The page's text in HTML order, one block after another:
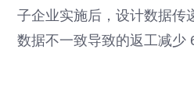
子企业实施后，设计数据传
数据不一致导致的返工减少